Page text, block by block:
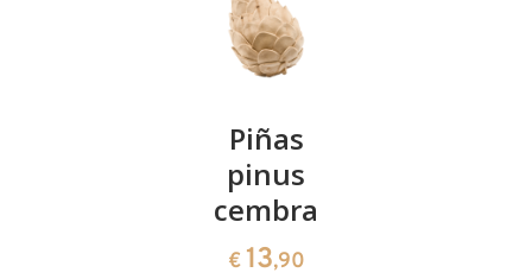
Piñas
pinus
cembra
€ 13,90